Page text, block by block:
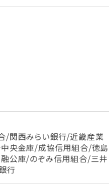
/関西みらい銀行/近畿産業
央金庫/成協信用組合/徳島
公庫/のぞみ信用組合/三井
行